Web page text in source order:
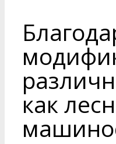
как